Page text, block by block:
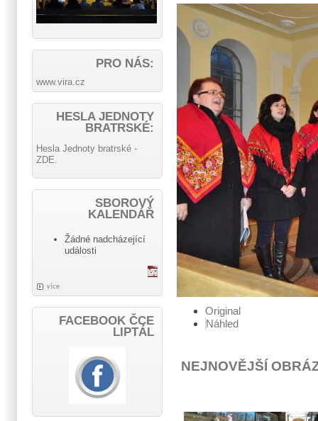
Original
Náhled
NEJNOVĚJŠÍ
PRO NÁS:
www.vira.cz
HESLA JEDNOTY
BRATRSKÉ:
Hesla Jednoty bratrské -
ZDE.
SBOROVÝ
KALENDÁŘ
Žádné nadcházející
události
více
FACEBOOK ČCE
LIPTÁL